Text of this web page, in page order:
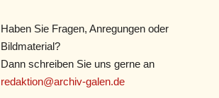
Haben Sie Fragen, Anregungen oder
Bildmaterial?
Dann schreiben Sie uns gerne an
redaktion@archiv-galen.de